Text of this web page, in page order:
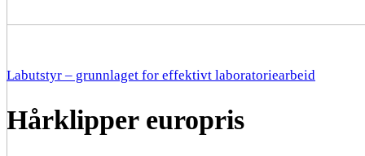
Labutstyr – grunnlaget for effektivt laboratoriearbeid
Hårklipper europris